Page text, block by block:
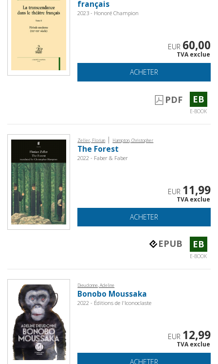
français
2023 - Honoré Champion
EUR 60,00
TVA exclue
ACHETER
PDF EB
E-BOOK
Zeller, Florian | Hampton, Christopher
The Forest
2022 - Faber & Faber
EUR 11,99
TVA exclue
ACHETER
EPUB EB
E-BOOK
Dieudonne, Adeline
Bonobo Moussaka
2022 - Éditions de l'Iconoclaste
EUR 12,99
TVA exclue
ACHETER